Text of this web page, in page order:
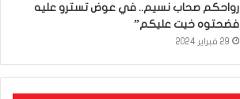
رواحكم صحاب نسيم.. في عوض تسترو عليه
فضحتوه خيت عليكم”
29 فبراير 2024